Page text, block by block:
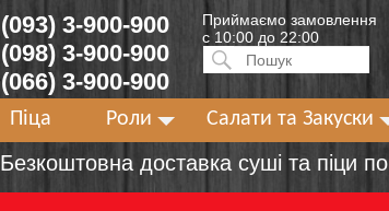
(093) 3-900-900
(098) 3-900-900
(066) 3-900-900
Приймаємо замовлення
с 10:00 до 22:00
Искать:ПОИСК
Піца Роли Салати та Закуски
Безкоштовна доставка суші та піци по